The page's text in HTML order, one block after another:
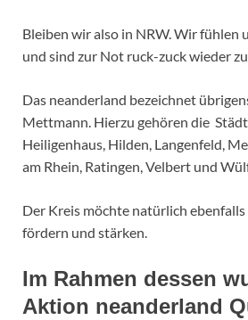
Bleiben wir also in NRW. Wir fühlen
und sind zur Not ruck-zuck wieder
Das neanderland bezeichnet
Mettmann. Hierzu gehören die
Heiligenhaus, Hilden, Langenfeld,
am Rhein, Ratingen, Velbert und
Der Kreis möchte natürlich ebenfalls
fördern und stärken.
Im Rahmen dessen
Aktion neanderland